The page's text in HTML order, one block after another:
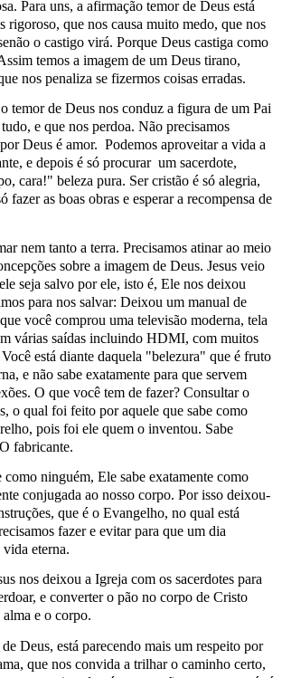
Para uns, a afirmação temor de Deus está
rigoroso, que nos causa muito medo, que nos
o castigo virá. Porque Deus castiga como
temos a imagem de um Deus tirano,
nos penaliza se fizermos coisas erradas.
temor de Deus nos conduz a figura de um Pai
e que nos perdoa. Não precisamos
Deus é amor. Podemos aproveitar a vida a
e depois é só procurar um sacerdote,
cara!" beleza pura. Ser cristão é só alegria,
fazer as boas obras e esperar a recompensa de
nem tanto a terra. Precisamos atinar ao meio
sobre a imagem de Deus. Jesus veio
seja salvo por ele, isto é, Ele nos deixou
para nos salvar: Deixou um manual de
você comprou uma televisão moderna, tela
várias saídas incluindo HDMI, com muitos
está diante daquela "belezura" que é fruto
e não sabe exatamente para que servem
O que você tem de fazer? Consultar o
o qual foi feito por aquele que sabe como
pois foi ele quem o inventou. Sabe
fabricante.
como ninguém, Ele sabe exatamente como
conjugada ao nosso corpo. Por isso deixou-
que é o Evangelho, no qual está
fazer e evitar para que um dia
vida eterna.
nos deixou a Igreja com os sacerdotes para
e converter o pão no corpo de Cristo
e o corpo.
Deus, está parecendo mais um respeito por
que nos convida a trilhar o caminho certo,